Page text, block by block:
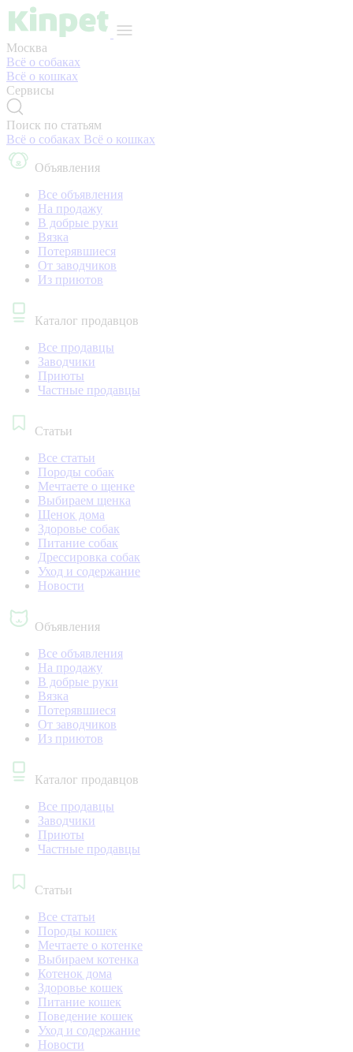
Москва
Всё о собаках
Всё о кошках
Сервисы
Поиск по статьям
Всё о собаках Всё о кошках
Объявления
Все объявления
На продажу
В добрые руки
Вязка
Потерявшиеся
От заводчиков
Из приютов
Каталог продавцов
Все продавцы
Заводчики
Приюты
Частные продавцы
Статьи
Все статьи
Породы собак
Мечтаете о щенке
Выбираем щенка
Щенок дома
Здоровье собак
Питание собак
Дрессировка собак
Уход и содержание
Новости
Объявления
Все объявления
На продажу
В добрые руки
Вязка
Потерявшиеся
От заводчиков
Из приютов
Каталог продавцов
Все продавцы
Заводчики
Приюты
Частные продавцы
Статьи
Все статьи
Породы кошек
Мечтаете о котенке
Выбираем котенка
Котенок дома
Здоровье кошек
Питание кошек
Поведение кошек
Уход и содержание
Новости